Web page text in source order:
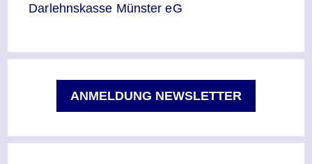
Darlehnskasse Münster eG
ANMELDUNG NEWSLETTER